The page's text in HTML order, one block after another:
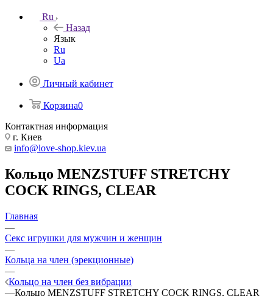
Ru
Назад
Язык
Ru
Ua
Личный кабинет
Корзина0
Контактная информация
г. Киев
info@love-shop.kiev.ua
Кольцо MENZSTUFF STRETCHY
COCK RINGS, CLEAR
Главная
—
Секс игрушки для мужчин и женщин
—
Кольца на член (эрекционные)
—
Кольцо на член без вибрации
—Кольцо MENZSTUFF STRETCHY COCK RINGS, CLEAR